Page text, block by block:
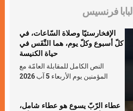
البابا فرنسيس
الإفخارستيّا وصلاة السّاعات، في
كلّ أسبوع وكلّ يوم، هما النَّفَس في
حياة الكنيسة
النص الكامل للمقابلة العامّة مع
المؤمنين يوم الأربعاء 5 آب 2026
عطاء الرّبّ يسوع هو عطاء شامل،